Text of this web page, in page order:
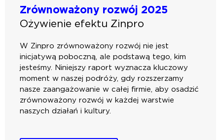
Zrównoważony rozwój 2025
Ożywienie efektu Zinpro
W Zinpro zrównoważony rozwój nie jest
inicjatywą poboczną, ale podstawą tego, kim
jesteśmy. Niniejszy raport wyznacza kluczowy
moment w naszej podróży, gdy rozszerzamy
nasze zaangażowanie w całej firmie, aby osadzić
zrównoważony rozwój w każdej warstwie
naszych działań i kultury.